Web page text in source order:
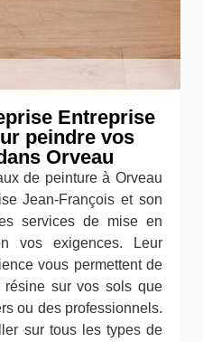
Entreprise
peindre vos
Orveau
de peinture à Orveau
Jean-François et son
services de mise en
vos exigences. Leur
vous permettent de
sur vos sols que
ou des professionnels.
sur tous les types de